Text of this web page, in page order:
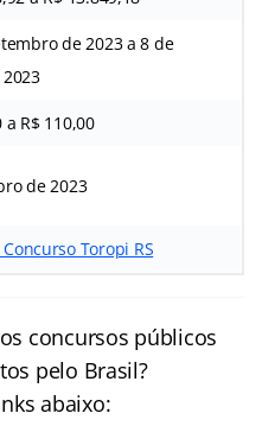
de 2023 a 8 de
a R$ 110,00
de 2023
Toropi RS
concursos públicos
pelo Brasil?
abaixo: